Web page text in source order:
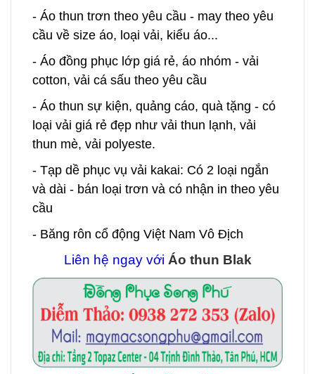
- Áo thun trơn theo yêu cầu - may theo yêu
cầu về size áo, loại vải, kiểu áo...
- Áo đồng phục lớp giá rẻ, áo nhóm - vải
cotton, vải cá sấu theo yêu cầu
- Áo thun sự kiện, quảng cáo, quà tặng - có
loại vải giá rẻ đẹp như vải thun lạnh, vải
thun mè, vải polyeste.
- Tạp dề phục vụ vải kakai: Có 2 loại ngắn
và dài - bán loại trơn và có nhận in theo yêu
cầu
- Băng rôn cổ động Việt Nam Vô Địch
Liên hệ ngay với Áo thun Blak